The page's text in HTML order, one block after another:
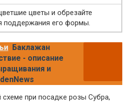
цветы и обрезайте
поддержания его формы.
Баклажан
- описание
и
при посадке розы Субра,